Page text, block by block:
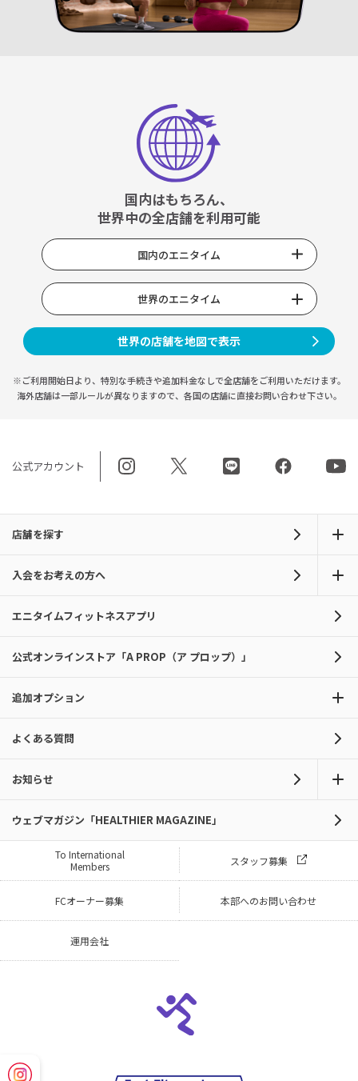
国内はもちろん、
世界中の全店舗を利用可能
国内のエニタイム
世界のエニタイム
世界の店舗を地図で表示
※ご利用開始日より、特別な手続きや追加料金なしで全店舗をご利用いただけます。
海外店舗は一部ルールが異なりますので、 各国の店舗に直接お問い合わせ下さい。
公式アカウント
店舗を探す
入会をお考えの方へ
エニタイムフィットネスアプリ
公式オンラインストア「A PROP（ア プロップ）」
追加オプション
よくある質問
お知らせ
ウェブマガジン「HEALTHIER MAGAZINE」
To International
Members
スタッフ募集
FCオーナー募集 本部へのお問い合わせ
運用会社